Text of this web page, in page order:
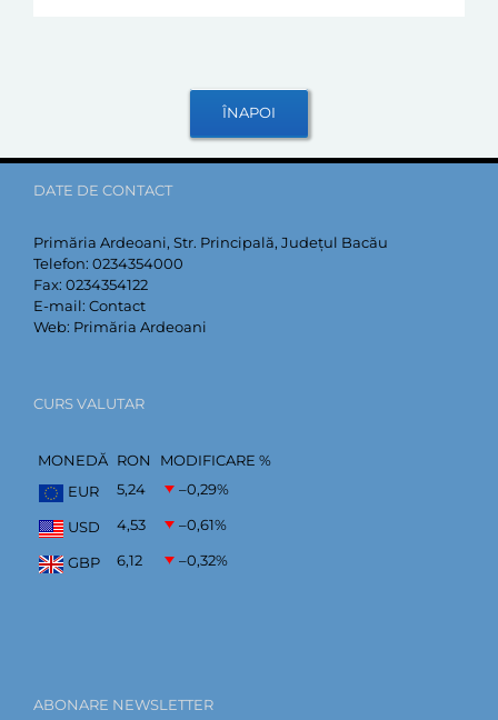
DATE DE CONTACT
Primăria Ardeoani, Str. Principală, Județul Bacău
Telefon: 0234354000
Fax: 0234354122
E-mail: Contact
Web: Primăria Ardeoani
CURS VALUTAR
MONEDĂ RON
MODIFICARE %
EUR
5,24 –0,29%
USD 4,53 –0,61%
GBP 6,12 –0,32%
ABONARE NEWSLETTER